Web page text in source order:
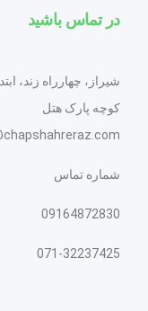
در تماس باشید
شیراز، چهارراه زند،
کوچه پارک هتل
شماره تماس
09164872830
071-32237425